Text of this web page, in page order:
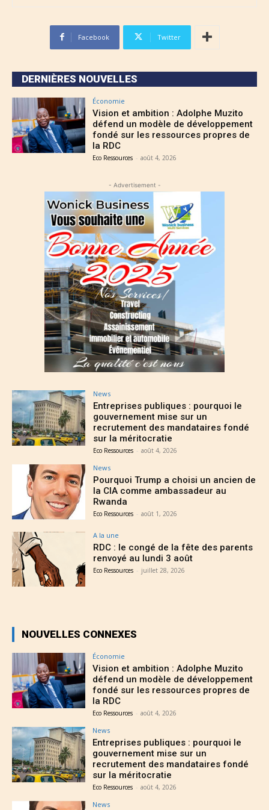
Facebook Twitter
DERNIÈRES NOUVELLES
Économie
Vision et ambition : Adolphe Muzito
défend un modèle de développement
fondé sur les ressources propres de
la RDC
Eco Ressources - août 4, 2026
- Advertisement -
News
Entreprises publiques : pourquoi le
gouvernement mise sur un
recrutement des mandataires fondé
sur la méritocratie
Eco Ressources - août 4, 2026
News
Pourquoi Trump a choisi un ancien de
la CIA comme ambassadeur au
Rwanda
Eco Ressources - août 1, 2026
A la une
RDC : le congé de la fête des parents
renvoyé au lundi 3 août
Eco Ressources - juillet 28, 2026
NOUVELLES CONNEXES
Économie
Vision et ambition : Adolphe Muzito
défend un modèle de développement
fondé sur les ressources propres de
la RDC
Eco Ressources - août 4, 2026
News
Entreprises publiques : pourquoi le
gouvernement mise sur un
recrutement des mandataires fondé
sur la méritocratie
Eco Ressources - août 4, 2026
News